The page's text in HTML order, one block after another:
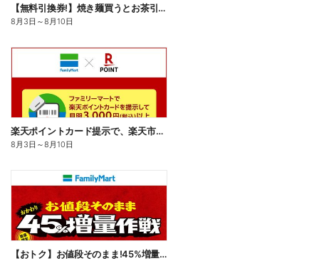
【無料引換券!】焼き麺買うとお茶引換券貰える!
8月3日 ～8月10日
楽天ポイントカード提示で、楽天市場でのお買い物がおトクに!
8月3日 ～8月10日
【おトク】お値段そのまま!45%増量作戦!